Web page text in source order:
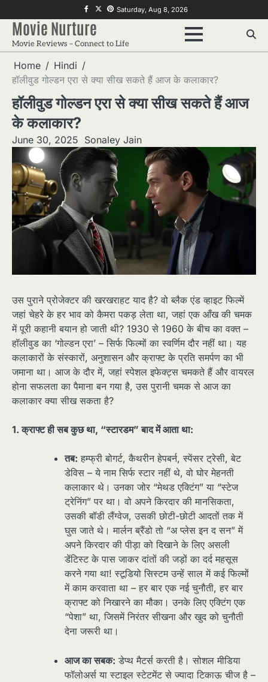
to
content
f twitterpinterest
Saturday, Aug 8, 2026
Movie Nurture
Movie Reviews – Connect to Life
Home
Hindi
हॉलीवुड गोल्डन एरा से क्या सीख सकते हैं आज के कलाकार?
हॉलीवुड गोल्डन एरा से क्या सीख सकते हैं आज
के कलाकार?
June 30, 2025 Sonaley Jain
उस पुराने प्रोजेक्टर की खरखराहट याद है? वो ब्लैक एंड व्हाइट फिल्में
जहां चेहरे के हर भाव को कैमरा पकड़ लेता था, जहां एक आँख की चमक
में पूरी कहानी बयान हो जाती थी? 1930 से 1960 के बीच का वक्त –
हॉलीवुड का ‘गोल्डन एरा’ – सिर्फ फिल्मों का स्वर्णिम दौर नहीं था। यह
कलाकारों के संस्कारों, अनुशासन और क्राफ्ट के प्रति समर्पण का भी
जमाना था। आज के दौर में, जहां स्पेशल इफेक्ट्स चमकते हैं और वायरल
होना सफलता का पैमाना बन गया है, उस पुरानी चमक से आज का
कलाकार क्या सीख सकता है?
1. क्राफ्ट ही सब कुछ था, “स्टारडम” बाद में आता था:
तब: हम्फ्री बोगर्ट, कैथरीन हेपबर्न, स्पेंसर ट्रेसी, बेट
डेविस – ये नाम सिर्फ स्टार नहीं थे, वो घोर मेहनती
कलाकार थे। उनका जोर “मेथड एक्टिंग” या “स्टेज
ट्रेनिंग” पर था। वो अपने किरदार की मानसिकता,
उसकी बॉडी लैंग्वेज, उसकी छोटी-छोटी आदतों तक में
घुस जाते थे। मार्लन ब्रैंडो तो “अ प्लेस इन द सन” में
अपने किरदार की पीड़ा को दिखाने के लिए असली
डेंटिस्ट के पास जाकर दांतों की जड़ों का दर्द महसूस
करने गया था! स्टूडियो सिस्टम उन्हें साल में कई फिल्मों
में काम करवाता था – हर बार एक नई चुनौती, हर बार
क्राफ्ट को निखारने का मौका। उनके लिए एक्टिंग एक
“पेशा” था, जिसमें निरंतर सीखना और खुद को चुनौती
देना जरूरी था।
आज का सबक: डेप्थ मैटर्स करती है। सोशल मीडिया
फॉलोअर्स या स्टाइल स्टेटमेंट से ज्यादा टिकाऊ चीज है –